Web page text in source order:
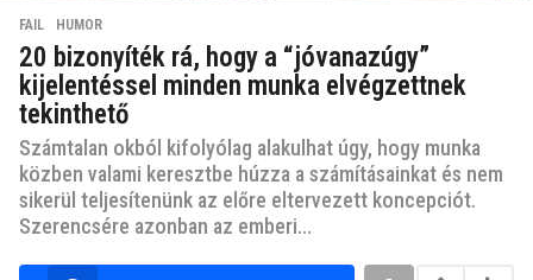
FAIL ,HUMOR
20 bizonyíték rá, hogy a “jóvanazúgy”
kijelentéssel minden munka elvégzettnek
tekinthető
Számtalan okból kifolyólag alakulhat úgy, hogy munka
közben valami keresztbe húzza a számításainkat és nem
sikerül teljesítenünk az előre eltervezett koncepciót.
Szerencsére azonban az emberi...